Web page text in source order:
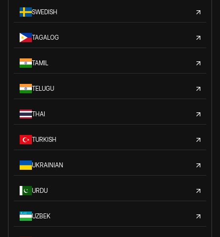
SWEDISH
TAGALOG
TAMIL
TELUGU
THAI
TURKISH
UKRAINIAN
URDU
UZBEK